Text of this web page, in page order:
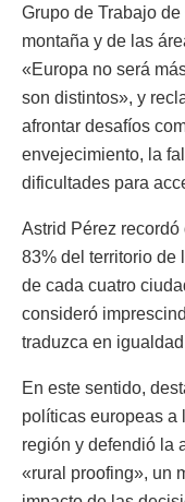
Grupo de Trabajo
montaña y de las
«Europa no será
son distintos», y
afrontar desafíos
envejecimiento, la
dificultades para
Astrid Pérez recordó
83% del territorio de
de cada cuatro
consideró
traduzca en
En este sentido,
políticas europeas a
región y defendió la
«rural proofing», un